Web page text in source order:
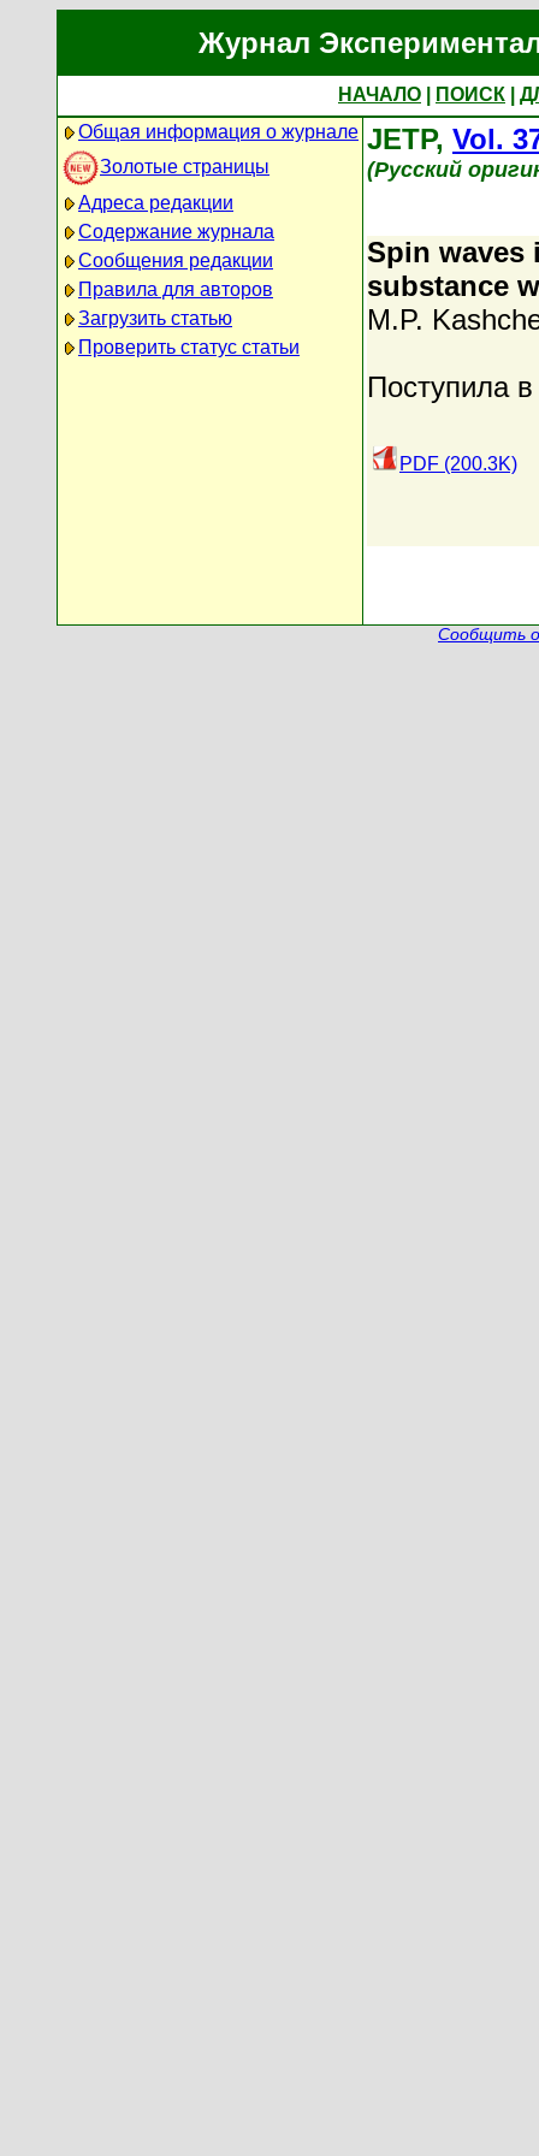
Журнал
НАЧАЛО ПОИСК
Общая информация о журнале
Золотые страницы
Адреса редакции
Содержание журнала
Сообщения редакции
Правила для авторов
Загрузить статью
Проверить статус статьи
JETP, Vol.
(Русский
Spin waves
substance
M.P.
Поступила
PDF (200.3K)
Сообщить о